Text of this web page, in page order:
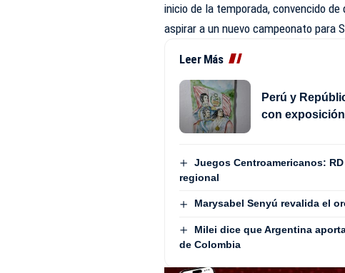
inicio de la temporada, convencido
aspirar a un nuevo campeonato para
Leer Más
Perú y
con
Juegos Centroamericanos:
regional
Marysabel Senyú revalida el
Milei dice que Argentina
de Colombia